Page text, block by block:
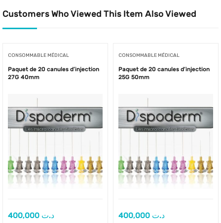
Customers Who Viewed This Item Also Viewed
CONSOMMABLE MÉDICAL
Paquet de 20 canules d’injection
27G 40mm
د.ت
CONSOMMABLE MÉDICAL
Paquet de 20 canules d’injection
25G 50mm
د.ت